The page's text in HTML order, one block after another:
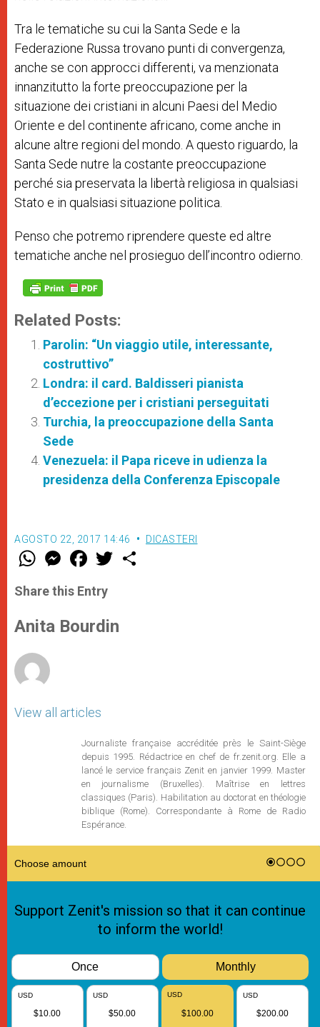
Tra le tematiche su cui la Santa Sede e la
Federazione Russa trovano punti di convergenza,
anche se con approcci differenti, va menzionata
innanzitutto la forte preoccupazione per la
situazione dei cristiani in alcuni Paesi del Medio
Oriente e del continente africano, come anche in
alcune altre regioni del mondo. A questo riguardo, la
Santa Sede nutre la costante preoccupazione
perché sia preservata la libertà religiosa in qualsiasi
Stato e in qualsiasi situazione politica.
Penso che potremo riprendere queste ed altre
tematiche anche nel prosieguo dell’incontro odierno.
Related Posts:
Parolin: “Un viaggio utile, interessante,
costruttivo”
Londra: il card. Baldisseri pianista
d’eccezione per i cristiani perseguitati
Turchia, la preoccupazione della Santa
Sede
Venezuela: il Papa riceve in udienza la
presidenza della Conferenza Episcopale
AGOSTO 22, 2017 14:46 DICASTERI
W
t
s
p
p
M
e
s
e
g
e
F
a
e
b
o
k
w
r
Share this Entry
Anita Bourdin
View all articles
Journaliste française accréditée près le Saint-Siège
depuis 1995. Rédactrice en chef de fr.zenit.org. Elle a
lancé le service français Zenit en janvier 1999. Master
en journalisme (Bruxelles). Maîtrise en lettres
classiques (Paris). Habilitation au doctorat en théologie
biblique (Rome). Correspondante à Rome de Radio
Espérance.